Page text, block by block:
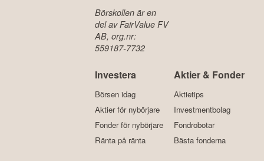
Börskollen är en
del av FairValue FV
AB, org.nr:
559187-7732
Investera
Börsen idag
Aktier för nybörjare
Fonder för nybörjare
Ränta på ränta
Aktier & Fonder
Aktietips
Investmentbolag
Fondrobotar
Bästa fonderna